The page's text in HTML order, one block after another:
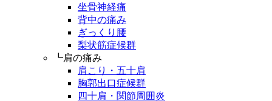
坐骨神経痛
背中の痛み
ぎっくり腰
梨状筋症候群
┗肩の痛み
肩こり・五十肩
胸郭出口症候群
四十肩・関節周囲炎